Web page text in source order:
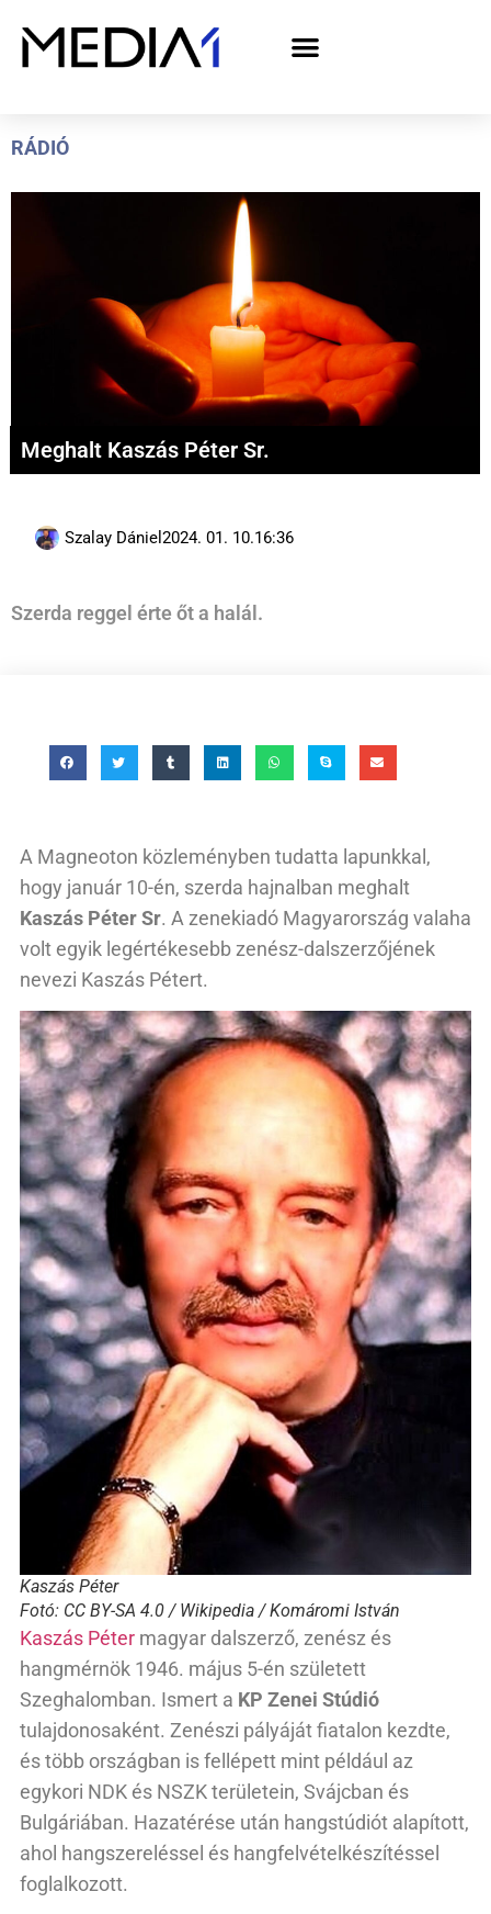
RÁDIÓ
Meghalt Kaszás Péter Sr.
Szalay Dániel 2024. 01. 10.16:36
Szerda reggel érte őt a halál.
A Magneoton közleményben tudatta lapunkkal,
hogy január 10-én, szerda hajnalban meghalt
Kaszás Péter Sr. A zenekiadó Magyarország valaha
volt egyik legértékesebb zenész-dalszerzőjének
nevezi Kaszás Pétert.
Kaszás Péter
Fotó: CC BY-SA 4.0 / Wikipedia / Komáromi István
Kaszás Péter magyar dalszerző, zenész és
hangmérnök 1946. május 5-én született
Szeghalomban. Ismert a KP Zenei Stúdió
tulajdonosaként. Zenészi pályáját fiatalon kezdte,
és több országban is fellépett mint például az
egykori NDK és NSZK területein, Svájcban és
Bulgáriában. Hazatérése után hangstúdiót alapított,
ahol hangszereléssel és hangfelvételkészítéssel
foglalkozott.